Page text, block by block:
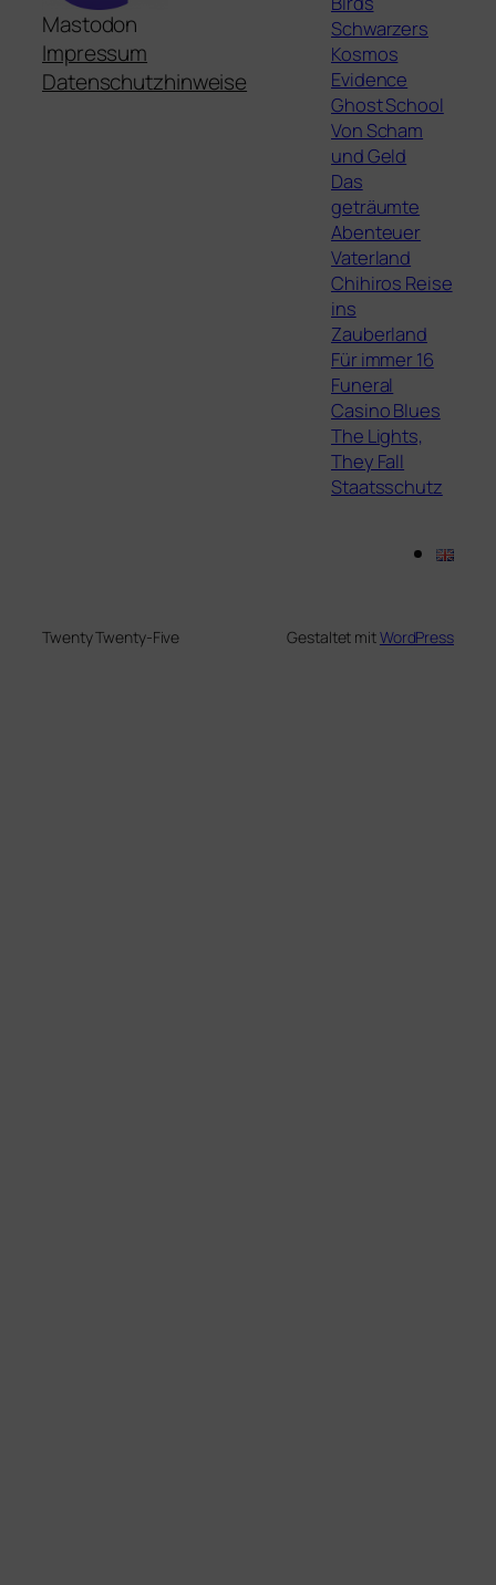
Mastodon
Impressum
Datenschutzhinweise
Schwarzers
Kosmos
Evidence
Ghost School
Von Scham
und Geld
Das
geträumte
Abenteuer
Vaterland
Chihiros Reise
ins
Zauberland
Für immer 16
Funeral
Casino Blues
The Lights,
They Fall
Staatsschutz
Twenty Twenty-Five Gestaltet mitWordPress